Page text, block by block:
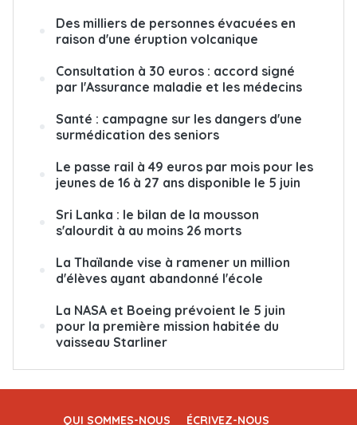
Des milliers de personnes évacuées en
raison d'une éruption volcanique
Consultation à 30 euros : accord signé
par l'Assurance maladie et les médecins
Santé : campagne sur les dangers d'une
surmédication des seniors
Le passe rail à 49 euros par mois pour les
jeunes de 16 à 27 ans disponible le 5 juin
Sri Lanka : le bilan de la mousson
s'alourdit à au moins 26 morts
La Thaïlande vise à ramener un million
d'élèves ayant abandonné l'école
La NASA et Boeing prévoient le 5 juin
pour la première mission habitée du
vaisseau Starliner
QUI SOMMES-NOUS ÉCRIVEZ-NOUS